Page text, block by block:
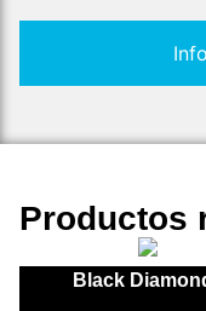
Productos
Black